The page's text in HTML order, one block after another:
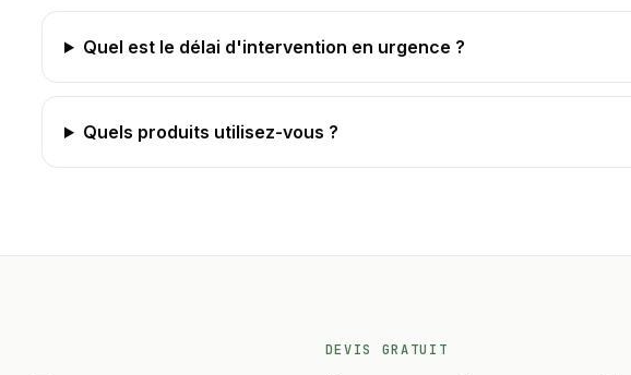
Quel est le délai d'intervention en urgence ?
Quels produits utilisez-vous ?
DEVIS GRATUIT